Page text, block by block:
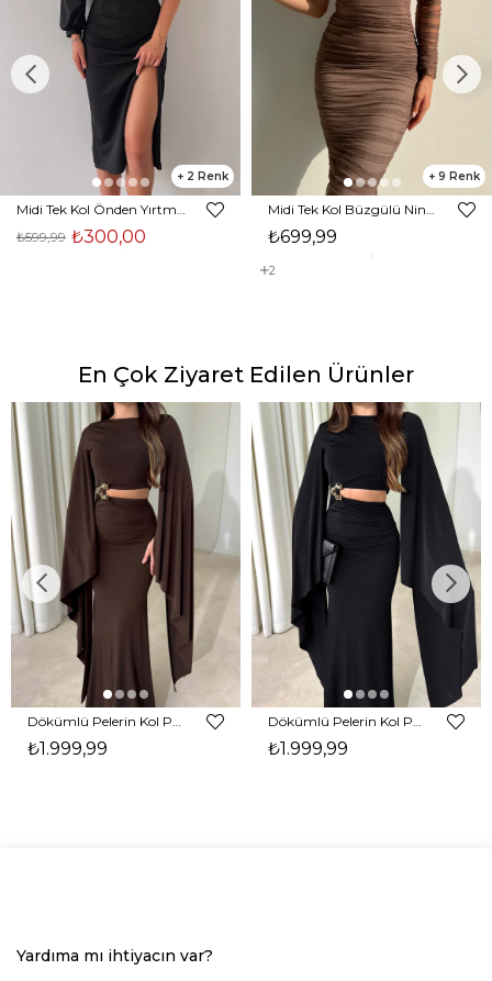
2
₺300,00
₺599,99
9
₺699,99
2
En Çok Ziyaret Edilen Ürünler
₺1.999,99 ₺1.999,99
Yardıma mı ihtiyacın var?